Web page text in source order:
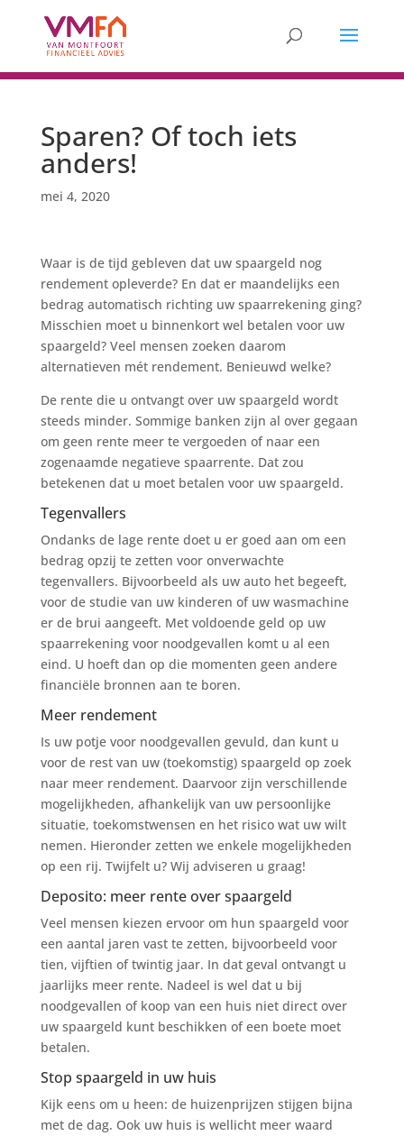
Sparen? Of toch iets
anders!
mei 4, 2020
Waar is de tijd gebleven dat uw spaargeld nog
rendement opleverde? En dat er maandelijks een
bedrag automatisch richting uw spaarrekening ging?
Misschien moet u binnenkort wel betalen voor uw
spaargeld? Veel mensen zoeken daarom
alternatieven mét rendement. Benieuwd welke?
De rente die u ontvangt over uw spaargeld wordt
steeds minder. Sommige banken zijn al over gegaan
om geen rente meer te vergoeden of naar een
zogenaamde negatieve spaarrente. Dat zou
betekenen dat u moet betalen voor uw spaargeld.
Tegenvallers
Ondanks de lage rente doet u er goed aan om een
bedrag opzij te zetten voor onverwachte
tegenvallers. Bijvoorbeeld als uw auto het begeeft,
voor de studie van uw kinderen of uw wasmachine
er de brui aangeeft. Met voldoende geld op uw
spaarrekening voor noodgevallen komt u al een
eind. U hoeft dan op die momenten geen andere
financiële bronnen aan te boren.
Meer rendement
Is uw potje voor noodgevallen gevuld, dan kunt u
voor de rest van uw (toekomstig) spaargeld op zoek
naar meer rendement. Daarvoor zijn verschillende
mogelijkheden, afhankelijk van uw persoonlijke
situatie, toekomstwensen en het risico wat uw wilt
nemen. Hieronder zetten we enkele mogelijkheden
op een rij. Twijfelt u? Wij adviseren u graag!
Deposito: meer rente over spaargeld
Veel mensen kiezen ervoor om hun spaargeld voor
een aantal jaren vast te zetten, bijvoorbeeld voor
tien, vijftien of twintig jaar. In dat geval ontvangt u
jaarlijks meer rente. Nadeel is wel dat u bij
noodgevallen of koop van een huis niet direct over
uw spaargeld kunt beschikken of een boete moet
betalen.
Stop spaargeld in uw huis
Kijk eens om u heen: de huizenprijzen stijgen bijna
met de dag. Ook uw huis is wellicht meer waard